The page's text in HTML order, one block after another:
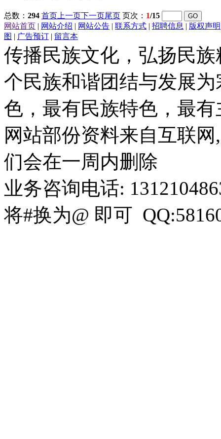
总数： 294 首页 上一页下一页尾页 页次： 1/15
网站首页 | 网站介绍 | 网站公告 | 联系方式 | 招聘信息 | 版权声明
图 | 广告预订 | 留言本
传播民族文化，弘扬民
个民族和谐团结与发展
色，最有民族特色，最
网站部份资料来自互联
们会在一周内删除
业务咨询电话:
将#换为@ 即可